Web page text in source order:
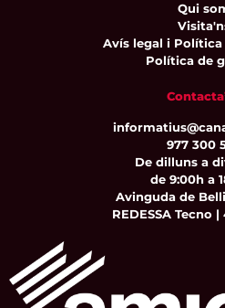
Qui
Avís legal i
Política de
977 300
De dilluns a
de 9:00h a
Avinguda de
REDESSA Tecno